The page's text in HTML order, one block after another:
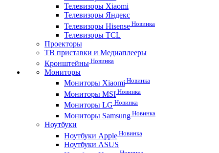
Телевизоры Xiaomi
Телевизоры Яндекс
Телевизоры Hisense Новинка
Телевизоры TCL
Проекторы
ТВ приставки и Медиаплееры
Кронштейны Новинка
Мониторы
Мониторы Xiaomi Новинка
Мониторы MSI Новинка
Мониторы LG Новинка
Мониторы Samsung Новинка
Ноутбуки
Ноутбуки Apple Новинка
Ноутбуки ASUS